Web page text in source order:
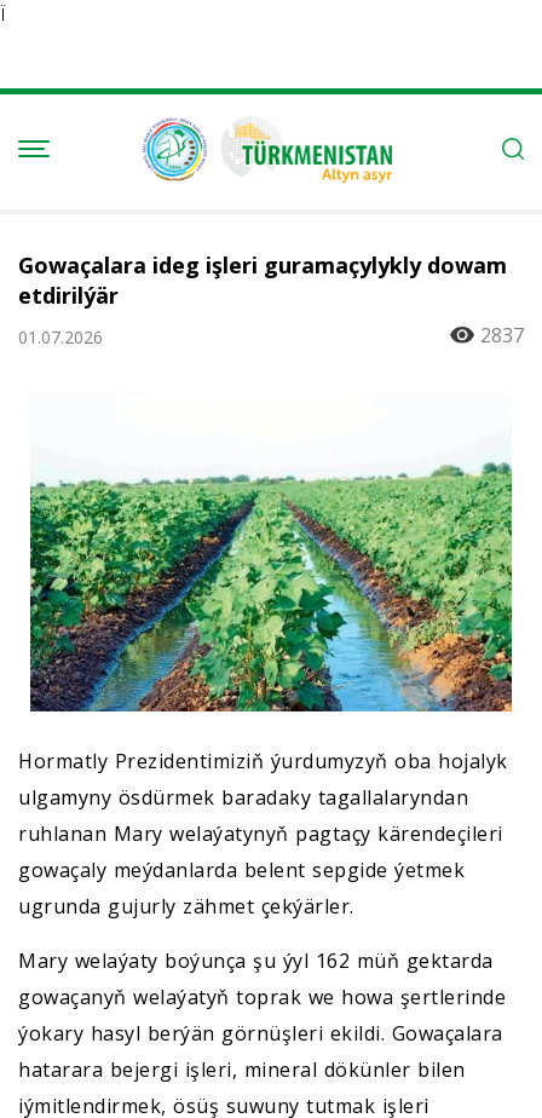
Ï
Gowaçalara ideg işleri guramaçylykly dowam
etdirilýär
01.07.2026 2837
Hormatly Prezidentimiziň ýurdumyzyň oba hojalyk
ulgamyny ösdürmek baradaky tagallalaryndan
ruhlanan Mary welaýatynyň pagtaçy kärendeçileri
gowaçaly meýdanlarda belent sepgide ýetmek
ugrunda gujurly zähmet çekýärler.
Mary welaýaty boýunça şu ýyl 162 müň gektarda
gowaçanyň welaýatyň toprak we howa şertlerinde
ýokary hasyl berýän görnüşleri ekildi. Gowaçalara
hatarara bejergi işleri, mineral dökünler bilen
iýmitlendirmek, ösüş suwuny tutmak işleri